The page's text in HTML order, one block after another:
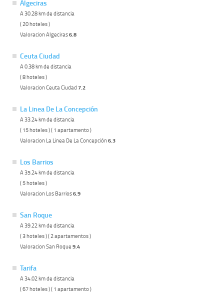
Algeciras
A 30.28 km de distancia
( 20 hoteles )
Valoracion Algeciras6.8
Ceuta Ciudad
A 0.38 km de distancia
( 8 hoteles )
Valoracion Ceuta Ciudad 7.2
La Linea De La Concepción
A 33.24 km de distancia
( 15 hoteles ) ( 1 apartamento )
Valoracion La Linea De La Concepción6.3
Los Barrios
A 35.24 km de distancia
( 5 hoteles )
Valoracion Los Barrios6.9
San Roque
A 39.22 km de distancia
( 3 hoteles ) ( 2 apartamentos )
Valoracion San Roque 9.4
Tarifa
A 34.02 km de distancia
( 67 hoteles ) ( 1 apartamento )